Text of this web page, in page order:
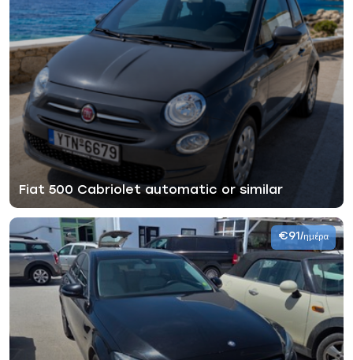
Fiat 500 Cabriolet automatic or similar
€91/ημέρα